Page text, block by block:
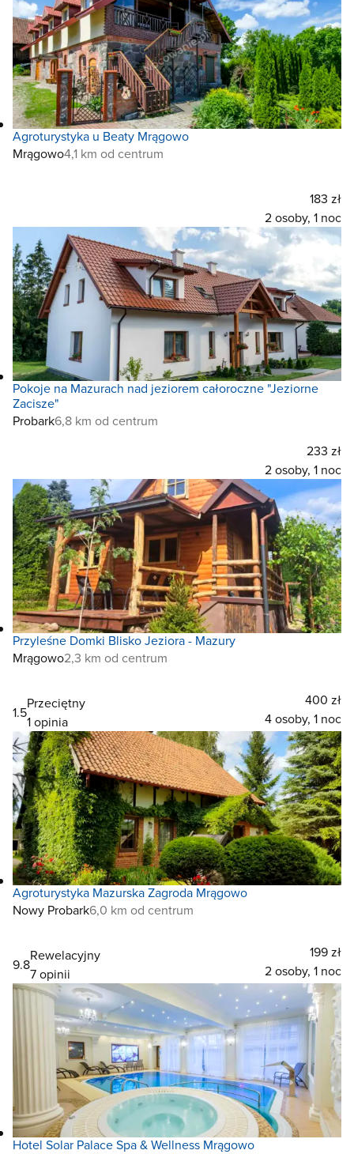
Agroturystyka u Beaty Mrągowo
Mrągowo4,1 km od centrum
183 zł
2 osoby, 1 noc
Pokoje na Mazurach nad jeziorem całoroczne "Jeziorne
Zacisze"
Probark6,8 km od centrum
233 zł
2 osoby, 1 noc
Przyleśne Domki Blisko Jeziora - Mazury
Mrągowo2,3 km od centrum
1.5
Przeciętny
1 opinia
400 zł
4 osoby, 1 noc
Agroturystyka Mazurska Zagroda Mrągowo
Nowy Probark6,0 km od centrum
9.8
Rewelacyjny
7 opinii
199 zł
2 osoby, 1 noc
Hotel Solar Palace Spa & Wellness Mrągowo